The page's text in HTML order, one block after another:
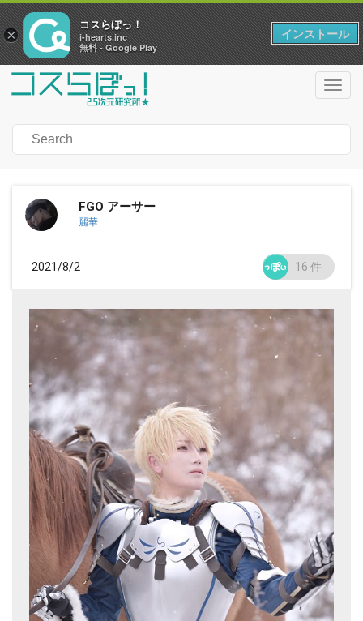
×
コスらぼっ！
i-hearts.inc
無料 - Google Play
インストール
FGO アーサー
麗華
2021/8/2 16 件